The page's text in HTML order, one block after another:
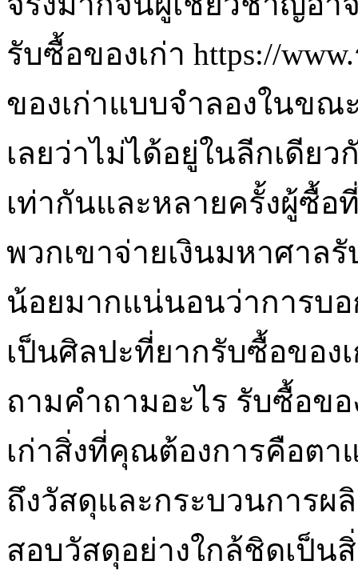
รับซื้อของเก่า https://
ของเก่าแบบจำลองในขณ
เลยว่าไม่ได้อยู่ในลีกเดีย
เท่ากันและหลายครั้งผู้ซื้อ
พวกเขาจ่ายเงินมหาศาล
น้อยมากแน่นอนว่าการบ
เป็นศิลปะที่ยากรับซื้อของ
ถามคำถามอะไร รับซื้อข
เก่าสิ่งที่คุณต้องการคือตา
ถึงวัสดุและกระบวนการผ
สอบวัสดุอย่างใกล้ชิดเป็น